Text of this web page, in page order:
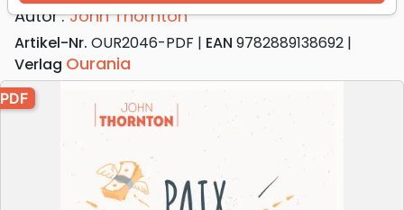
Autor :John Thornton
Artikel-Nr. OUR2046-PDF EAN 9782889138692
Verlag Ourania
PDF